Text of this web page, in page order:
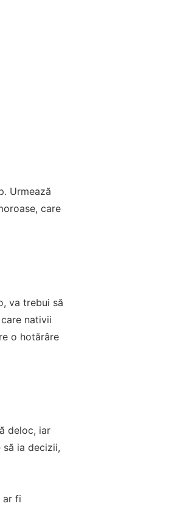
Urmează
care
va trebui să
nativii
o hotărâre
deloc, iar
ia decizii,
ar fi